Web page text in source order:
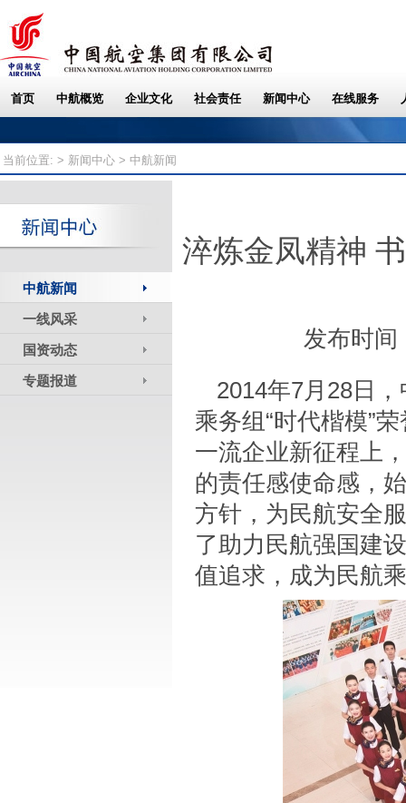
当前位置: > 新闻中心 > 中航新闻
中航新闻
一线风采
国资动态
专题报道
淬炼金凤精神
发布时间
2014年7月28日
乘务组“时代楷模”
一流企业新征程上
的责任感使命感，
方针，为民航安全
了助力民航强国建
值追求，成为民航